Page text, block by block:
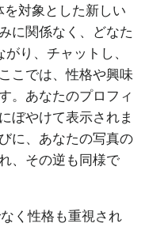
対象とした新しい
に関係なく、どなた
り、チャットし、
こでは、性格や興味
。あなたのプロフィ
ぼやけて表示されま
に、あなたの写真の
、その逆も同様で
く性格も重視され